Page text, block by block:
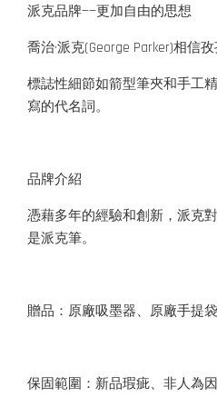
派克品牌——更加自由的思想
喬治·派克(George Parker)相
標誌性細節如箭型筆夾和手工
寫的代名詞。
品牌介紹
憑藉多年的經驗和創新，派克
是派克筆。
贈品：原廠吸墨器、原廠手提袋
保固範圍：新品瑕疵、非人為因